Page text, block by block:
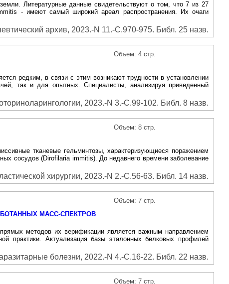
Литературные данные свидетельствуют о том, что 7 из 27
- имеют самый широкий ареал распространения. Их очаги
архив, 2023.-N 11.-С.970-975. Библ. 25 назв.
Объем: 4 стр.
редким, в связи с этим возникают трудности в установлении
так и для опытных. Специалисты, анализируя приведенный
2023.-N 3.-С.99-102. Библ. 8 назв.
Объем: 8 стр.
тканевые гельминтозы, характеризующиеся поражением
сосудов (Dirofilaria immitis). До недавнего времени заболевание
хирургии, 2023.-N 2.-С.56-63. Библ. 14 назв.
МАСС-СПЕКТРОВ
Объем: 7 стр.
методов их верификации является важным направлением
практики. Актуализация базы эталонных белковых профилей
болезни, 2022.-N 4.-С.16-22. Библ. 22 назв.
Объем: 7 стр.